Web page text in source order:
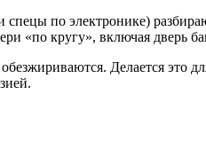
по электронике)
«по кругу», включая дверь
Делается это